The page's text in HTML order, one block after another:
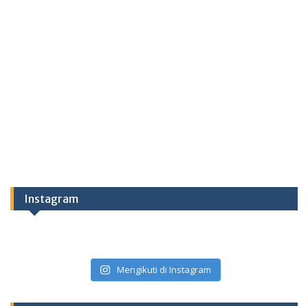
Instagram
Mengikuti di Instagram